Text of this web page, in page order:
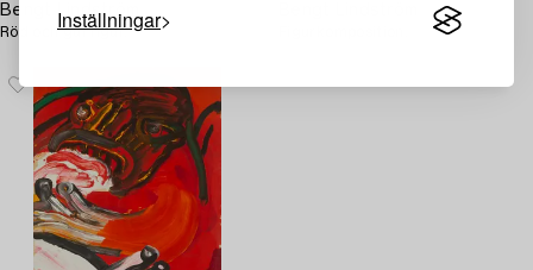
Inställningar
Bengt Lindström
Röd och gul figur.